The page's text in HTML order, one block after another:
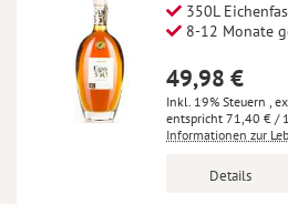
350L
8-12 Monate
49,98 €
Inkl. 19% Steuern ,
71,40 € /
Informationen zur
Details